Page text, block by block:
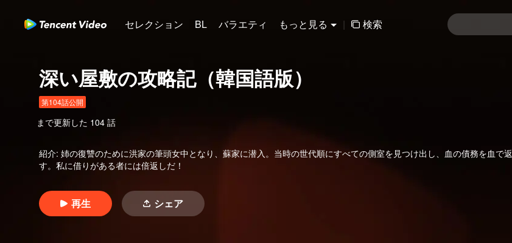
セレクション BL バラエティ もっと見る | 検索
深い屋敷の攻略記（韓国語版）
第104話公開
まで更新した 104 話
紹介: 姉の復讐のために洪家の筆頭女中となり、蘇家に潜入。当時の世代順にすべての側室を見つけ出し、血の債務を血で返
す。私に借りがある者には倍返しだ！
再生 シェア